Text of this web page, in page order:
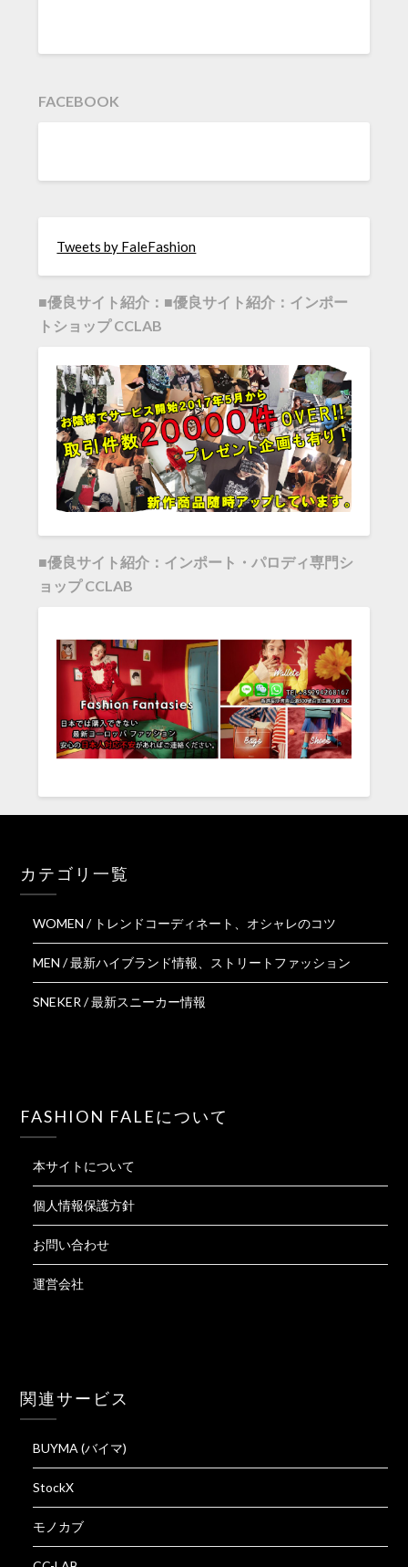
FACEBOOK
Tweets by FaleFashion
■優良サイト紹介：■優良サイト紹介：インポー
トショップ CCLAB
■優良サイト紹介：インポート・パロディ専門シ
ョップ CCLAB
カテゴリ一覧
WOMEN / トレンドコーディネート、オシャレのコツ
MEN / 最新ハイブランド情報、ストリートファッション
SNEKER / 最新スニーカー情報
FASHION FALEについて
本サイトについて
個人情報保護方針
お問い合わせ
運営会社
関連サービス
BUYMA (バイマ)
StockX
モノカブ